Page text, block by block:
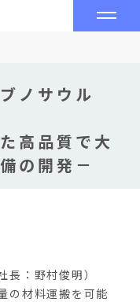
ノサウル
高品質で大
の開発－
：野村俊明）
の材料運搬を可能